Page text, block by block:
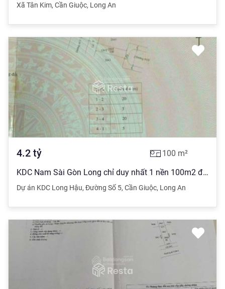
Xã Tân Kim, Cần Giuộc, Long An
4.2 tỷ 100 m²
KDC Nam Sài Gòn Long chỉ duy nhất 1 nền 100m2 đối diện khu công nghiệp Long Hậu trên đường số 5
Dự án KDC Long Hậu, Đường Số 5, Cần Giuộc, Long An